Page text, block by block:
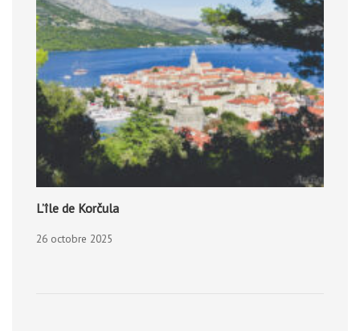
L’île de Korčula
26 octobre 2025